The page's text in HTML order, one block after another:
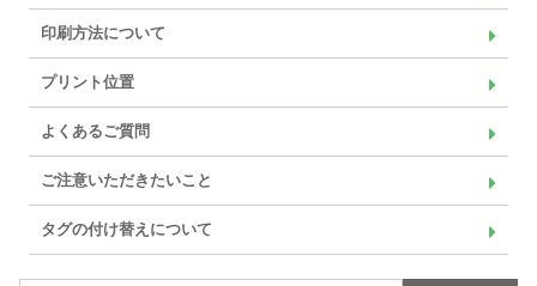
印刷方法について
プリント位置
よくあるご質問
ご注意いただきたいこと
タグの付け替えについて